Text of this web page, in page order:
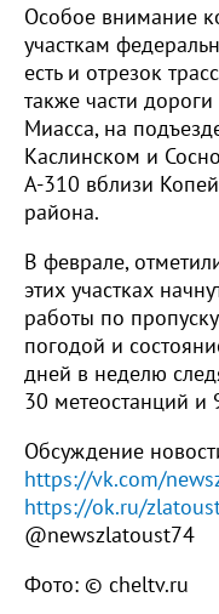
Особое внимание
участкам
есть и отрезок
также части
Миасса, на
Каслинском и
А-310 вблизи
района.
В феврале,
этих участках
работы по
погодой и
дней в неделю
30 метеостанций
Обсуждение
https://vk.com/
https://ok.ru/
@newszlatoust74
Фото: © cheltv.ru